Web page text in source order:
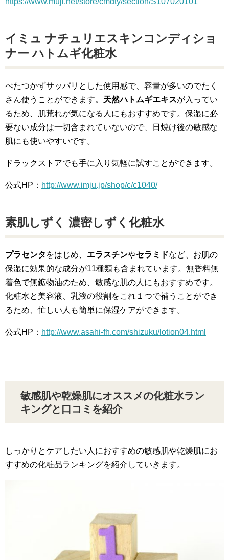
イミュ ナチュリエスキンコンディショ
ナー ハトムギ化粧水
べたつかずサッパリとした使用感で、容量が多いのでたく
さん使うことができます。 天然ハトムギエキスが入ってい
るため、肌荒れが気になる人にもおすすめです。保湿に必
要ない成分は一切含まれていないので、日焼け後の敏感な
肌にも使いやすいです。
ドラックストアでも手に入り気軽に試すことができます。
公式HP： http://www.imju.jp/shop/c/c1040/
素肌しずく 濃密しずく化粧水
プラセンタ をはじめ、 エラスチンやセラミドなど、お肌の
保湿に効果的な成分が11種類も含まれています。無香料無
着色で無鉱物油のため、敏感な肌の人にもおすすめです。
化粧水と美容液、乳液の役割をこれ１つで補うことができ
るため、忙しい人も簡単に保湿ケアができます。
公式HP： http://www.asahi-fh.com/shizuku/lotion04.html
敏感肌や乾燥肌にオススメの化粧水ラン
キングと口コミを紹介
しっかりとケアしたい人におすすめの敏感肌や乾燥肌にお
すすめの化粧品ランキングを紹介していきます。